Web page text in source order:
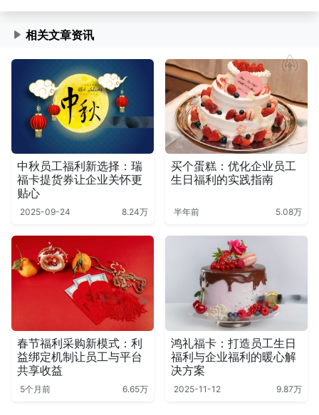
相关文章资讯
中秋员工福利新选择：瑞
福卡提货券让企业关怀更
贴心
2025-09-24 8.24万
买个蛋糕：优化企业员工
生日福利的实践指南
半年前 5.08万
春节福利采购新模式：利
益绑定机制让员工与平台
共享收益
5个月前 6.65万
鸿礼福卡：打造员工生日
福利与企业福利的暖心解
决方案
2025-11-12 9.87万